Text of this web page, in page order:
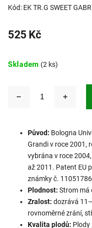
Kód: EK TR.G SWEET
525 Kč
Skladem (2 ks)
Původ: Bologna
Grandi v roce 2001,
vybrána v roce
až 2011. Patent EU
známky č.
Plodnost: Strom má
Zralost: dozrává
rovnoměrné zrání,
Kvalita plodů: Plody